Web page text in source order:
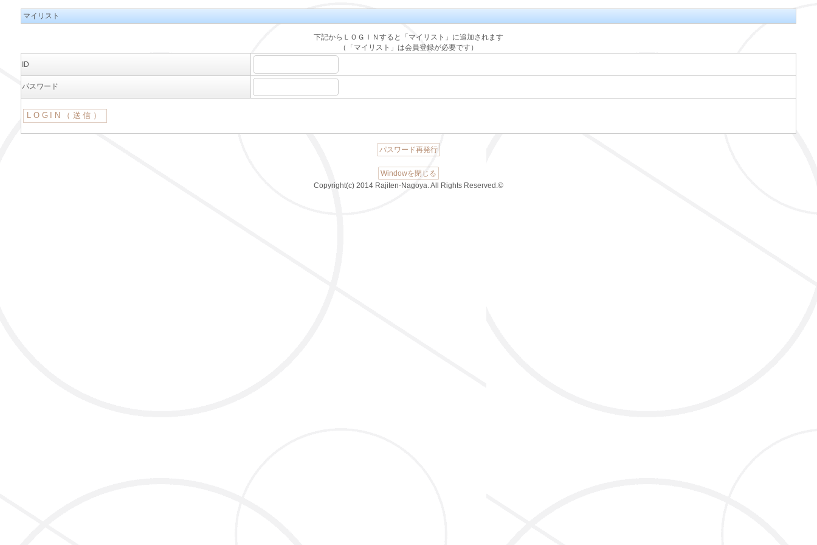
マイリスト
下記からＬＯＧＩＮすると「マイリスト」に追加されます
（「マイリスト」は会員登録が必要です）
ID
パスワード
パスワード再発行
Windowを閉じる
Copyright(c) 2014 Rajiten-Nagoya. All Rights Reserved.©